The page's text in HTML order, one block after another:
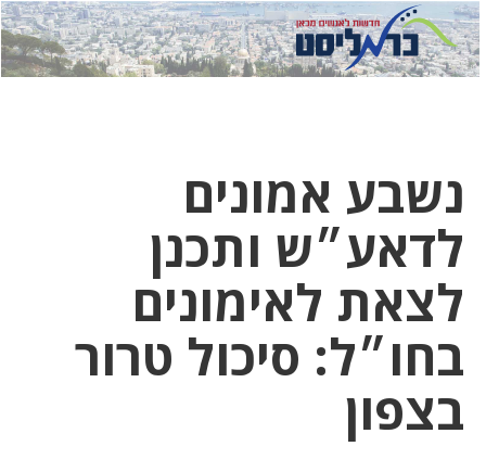
לחץ
כאן
לחץ
כדי
נשבע אמונים
לדאע״ש ותכנן
לצאת לאימונים
בחו״ל: סיכול טרור
בצפון